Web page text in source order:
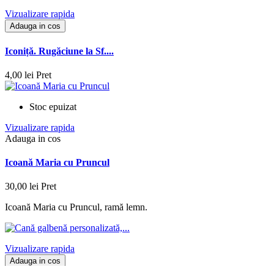
Vizualizare rapida
Adauga in cos
Iconiță. Rugăciune la Sf....
4,00 lei Pret
Stoc epuizat
Vizualizare rapida
Adauga in cos
Icoană Maria cu Pruncul
30,00 lei Pret
Icoană Maria cu Pruncul, ramă lemn.
Vizualizare rapida
Adauga in cos